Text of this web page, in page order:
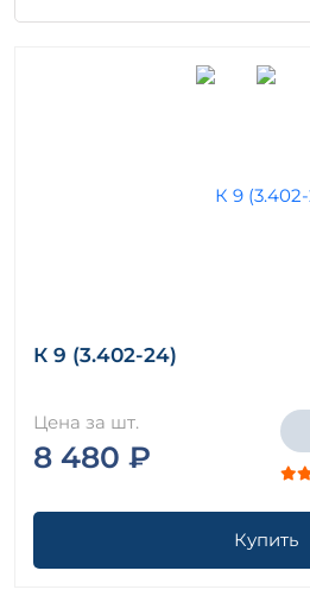
К 9 (3.402-24)
Цена за шт.
8 480 ₽
Купить